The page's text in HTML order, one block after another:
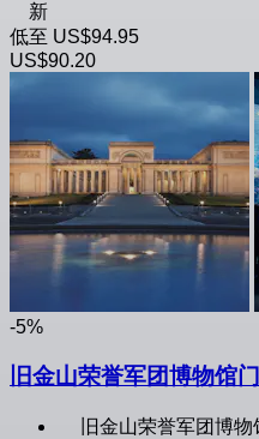
新
低至 US$94.95
US$90.20
-5%
旧金山荣誉军团博物馆
旧金山荣誉军团博